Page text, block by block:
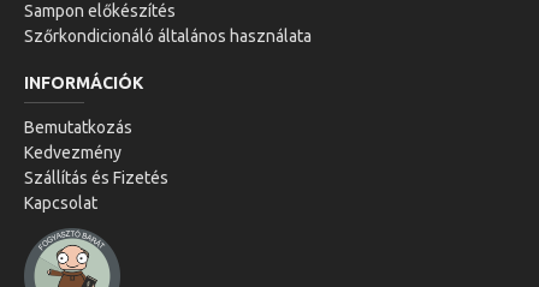
Sampon előkészítés
Szőrkondicionáló általános használata
INFORMÁCIÓK
Bemutatkozás
Kedvezmény
Szállítás és Fizetés
Kapcsolat